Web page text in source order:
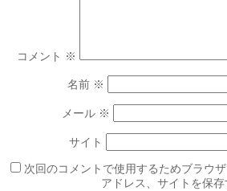
コメント ※
名前 ※
メール ※
サイト
次回のコメントで使用するためブラウ
アドレス、サイトを保存